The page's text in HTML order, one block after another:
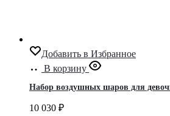
Добавить в Избранное
В корзину
Набор воздушных шаров для
10 030 ₽